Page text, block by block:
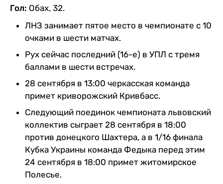
Гол: Обах, 32.
ЛНЗ занимает пятое место в чемпионате с 10
очками в шести матчах.
Рух сейчас последний (16-е) в УПЛ с тремя
баллами в шести встречах.
28 сентября в 13:00 черкасская команда
примет криворожский Кривбасс.
Следующий поединок чемпионата львовский
коллектив сыграет 28 сентября в 18:00
против донецкого Шахтера, а в 1/16 финала
Кубка Украины команда Федыка перед этим
24 сентября в 18:00 примет житомирское
Полесье.